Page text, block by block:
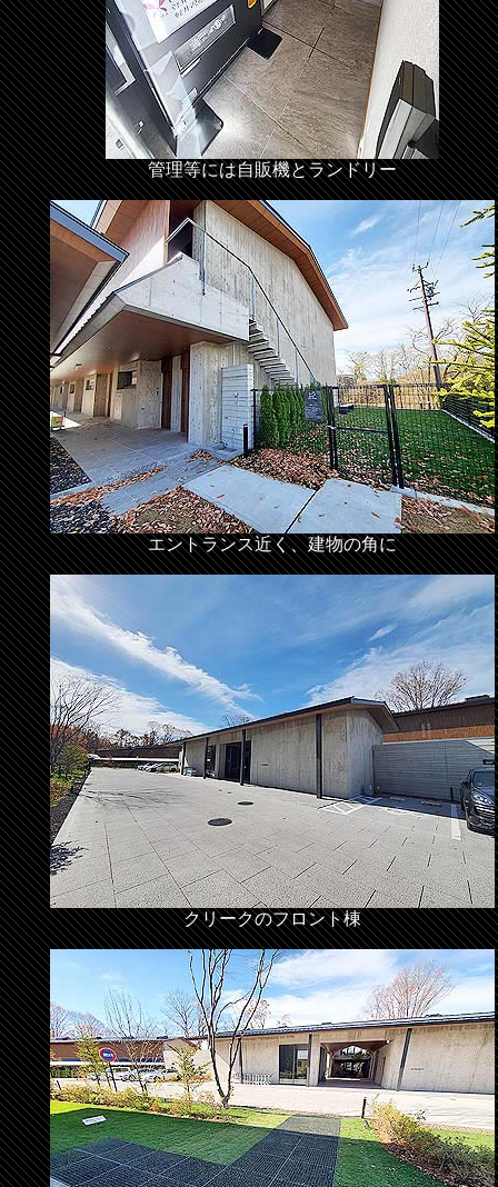
管理等には自販機とランドリー
エントランス近く、建物の角に
クリークのフロント棟